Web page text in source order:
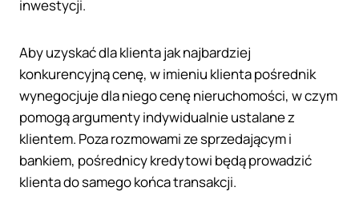
inwestycji.
Aby uzyskać dla klienta jak najbardziej
konkurencyjną cenę, w imieniu klienta pośrednik
wynegocjuje dla niego cenę nieruchomości, w czym
pomogą argumenty indywidualnie ustalane z
klientem. Poza rozmowami ze sprzedającym i
bankiem, pośrednicy kredytowi będą prowadzić
klienta do samego końca transakcji.